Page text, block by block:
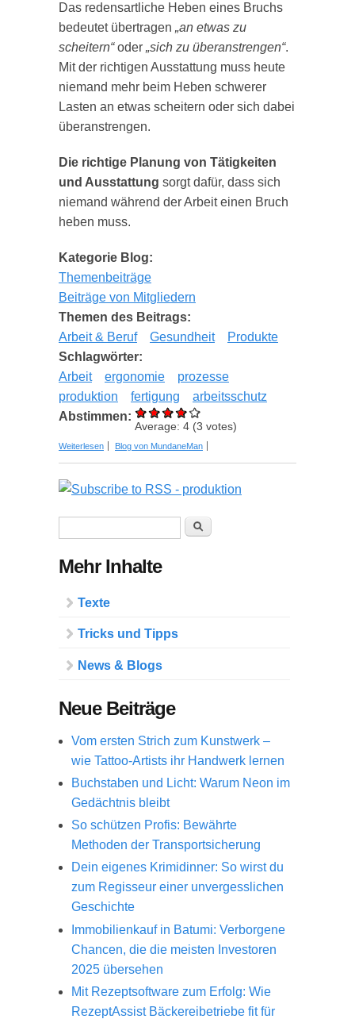
Das redensartliche Heben eines Bruchs
bedeutet übertragen „an etwas zu
scheitern“oder „sich zu überanstrengen“.
Mit der richtigen Ausstattung muss heute
niemand mehr beim Heben schwerer
Lasten an etwas scheitern oder sich dabei
überanstrengen.
Die richtige Planung von Tätigkeiten
und Ausstattung sorgt dafür, dass sich
niemand während der Arbeit einen Bruch
heben muss.
Kategorie Blog:
Themenbeiträge
Beiträge von Mitgliedern
Themen des Beitrags:
Arbeit & Beruf
Gesundheit
Produkte
Schlagwörter:
Arbeit
ergonomie
prozesse
produktion
fertigung
arbeitsschutz
Abstimmen:
Average: 4 (3 votes)
Weiterlesen über Damit sich niemand einen Bruch heben
Blog von MundaneMan
Suche
Mehr Inhalte
Texte
Tricks und Tipps
News & Blogs
Neue Beiträge
Vom ersten Strich zum Kunstwerk –
wie Tattoo-Artists ihr Handwerk lernen
Buchstaben und Licht: Warum Neon im
Gedächtnis bleibt
So schützen Profis: Bewährte
Methoden der Transportsicherung
Dein eigenes Krimidinner: So wirst du
zum Regisseur einer unvergesslichen
Geschichte
Immobilienkauf in Batumi: Verborgene
Chancen, die die meisten Investoren
2025 übersehen
Mit Rezeptsoftware zum Erfolg: Wie
RezeptAssist Bäckereibetriebe fit für